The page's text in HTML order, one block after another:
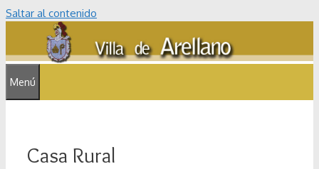
Saltar al contenido
Menú
Casa Rural